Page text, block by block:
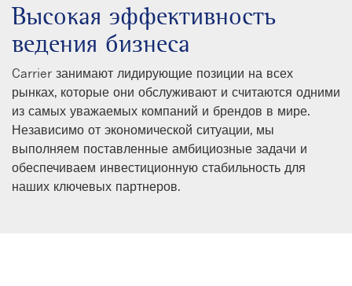
Высокая эффективность
ведения бизнеса
Carrier занимают лидирующие позиции на всех
рынках, которые они обслуживают и считаются одними
из самых уважаемых компаний и брендов в мире.
Независимо от экономической ситуации, мы
выполняем поставленные амбициозные задачи и
обеспечиваем инвестиционную стабильность для
наших ключевых партнеров.